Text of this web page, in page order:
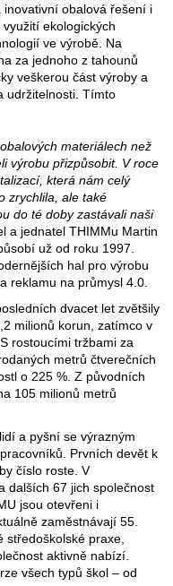
obalová řešení i
ekologických
ve výrobě. Na
za jednoho z tahounů
veškerou část výroby a
udržitelnosti. Tímto
materiálech než
výrobu přizpůsobit. V roce
která nám celý
zrychlila, ale také
do té doby zastávali naši
a jednatel THIMMu Martin
už od roku 1997.
hal pro výrobu
reklamu na průmysl 4.0.
dvacet let zvětšily
milionů korun, zatímco v
rostoucími tržbami za
metrů čtverečních
o 225 %. Z původních
105 milionů metrů
a pyšní se výrazným
Prvních devět k
číslo roste. V
dalších 67 jich společnost
jsou otevřeni i
zaměstnávají 55.
středoškolské praxe,
aktivně nabízí.
všech typů škol – od